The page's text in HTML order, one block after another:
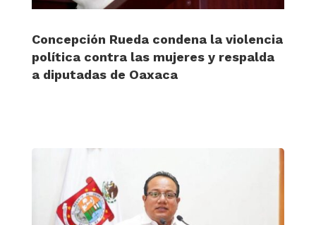
Concepción Rueda condena la violencia
política contra las mujeres y respalda
a diputadas de Oaxaca